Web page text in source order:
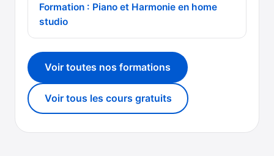
Formation : Piano et Harmonie en home
studio
Voir toutes nos formations
Voir tous les cours gratuits